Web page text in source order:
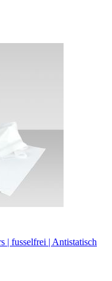
| fusselfrei | Antistatisch